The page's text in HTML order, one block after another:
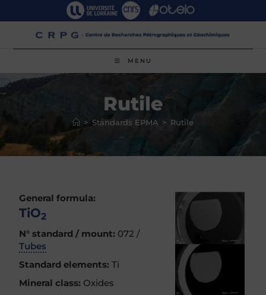
MENU
Rutile
> Standards EPMA > Rutile
General formula:
TiO2
N° standard / mount: 072 /
Tubes
Standard elements: Ti
Mineral class: Oxides